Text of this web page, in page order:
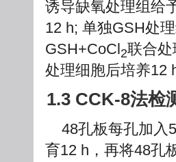
诱导缺氧处理组给
12 h; 单独GSH处
GSH+CoCl2联合
处理细胞后培养12
1.3 CCK-8法检
48孔板每孔加入
育12 h，再将48孔